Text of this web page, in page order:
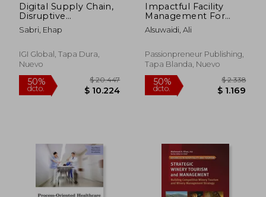
50%
dcto. $ 9.462
50%
dcto. $
Digital Supply Chain,
Disruptive
Environments, and
the Impact on
Sabri, Ehap
IGI Global, Tapa Dura,
Nuevo
Impactful Facility
Management For
Megaprojects and
Beyond: How to
Implement
Contemporary Best
Automation-Driven
Facili (en Inglés)
Alsuwaidi, Ali
Passionpreneur Publishing,
Tapa Blanda, Nuevo